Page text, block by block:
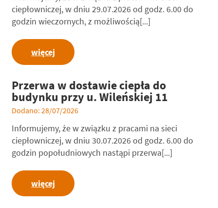
ciepłowniczej, w dniu 29.07.2026 od godz. 6.00 do
godzin wieczornych, z możliwością[...]
więcej
Przerwa w dostawie ciepła do
budynku przy u. Wileńskiej 11
Dodano: 28/07/2026
Informujemy, że w związku z pracami na sieci
ciepłowniczej, w dniu 30.07.2026 od godz. 6.00 do
godzin popołudniowych nastąpi przerwa[...]
więcej